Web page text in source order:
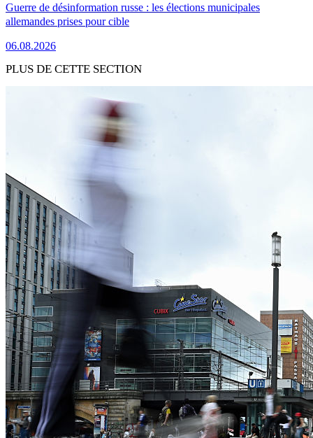
Guerre de désinformation russe : les élections municipales
allemandes prises pour cible
06.08.2026
PLUS DE CETTE SECTION